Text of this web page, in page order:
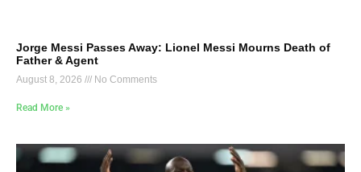
Jorge Messi Passes Away: Lionel Messi Mourns Death of
Father & Agent
August 8, 2026 No Comments
Read More »